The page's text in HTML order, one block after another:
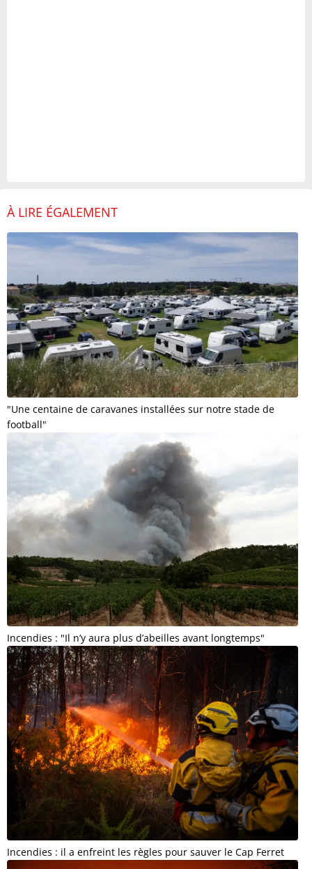
À LIRE ÉGALEMENT
"Une centaine de caravanes installées sur notre stade de
football"
Incendies : "Il n’y aura plus d’abeilles avant longtemps"
Incendies : il a enfreint les règles pour sauver le Cap Ferret